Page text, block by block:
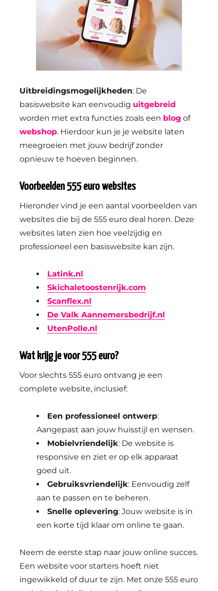
Uitbreidingsmogelijkheden: De
basiswebsite kan eenvoudig uitgebreid
worden met extra functies zoals een blog of
webshop. Hierdoor kun je je website laten
meegroeien met jouw bedrijf zonder
opnieuw te hoeven beginnen.
Voorbeelden 555 euro websites
Hieronder vind je een aantal voorbeelden van
websites die bij de 555 euro deal horen. Deze
websites laten zien hoe veelzijdig en
professioneel een basiswebsite kan zijn.
Latink.nl
Skichaletoostenrijk.com
Scanflex.nl
De Valk Aannemersbedrijf.nl
UtenPolle.nl
Wat krijg je voor 555 euro?
Voor slechts 555 euro ontvang je een
complete website, inclusief:
Een professioneel ontwerp:
Aangepast aan jouw huisstijl en wensen.
Mobielvriendelijk: De website is
responsive en ziet er op elk apparaat
goed uit.
Gebruiksvriendelijk: Eenvoudig zelf
aan te passen en te beheren.
Snelle oplevering: Jouw website is in
een korte tijd klaar om online te gaan.
Neem de eerste stap naar jouw online succes.
Een website voor starters hoeft niet
ingewikkeld of duur te zijn. Met onze 555 euro